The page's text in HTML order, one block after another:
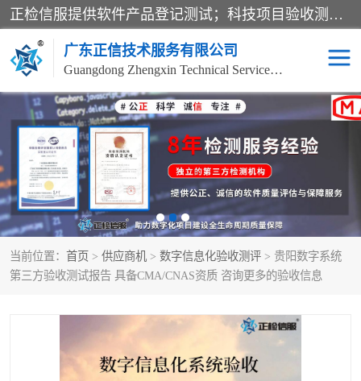
正检信服提供软件产品登记测试；科技项目验收测试；产品确认测试；功能测试；性能测试；安全测试；代码审计测试；漏洞扫描测试；渗透测试；风险评估测试；信息安全等级保护测评；双软认定；实验室建设质量体系建设；软件着作权、软件评测等服务。
广东正信技术服务有限公司
Guangdong Zhengxin Technical Service Co., Ltd
当前位置： 首页 > 供应商机 > 数字信息化验收测评 > 贵阳数字系统
第三方验收测试报告 具备CMA/CNAS资质 咨询更多的验收信息
电子政务验收测评 数字信息化验收测评
应用软件系统测试 信息系统漏洞扫描
科技成果鉴定测试 软件产品登记测试
信息安全风险评估 系统性能效率测试